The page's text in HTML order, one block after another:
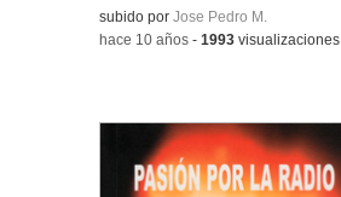
subido porJose Pedro M.
-hace 10 años -1993 visualizaciones